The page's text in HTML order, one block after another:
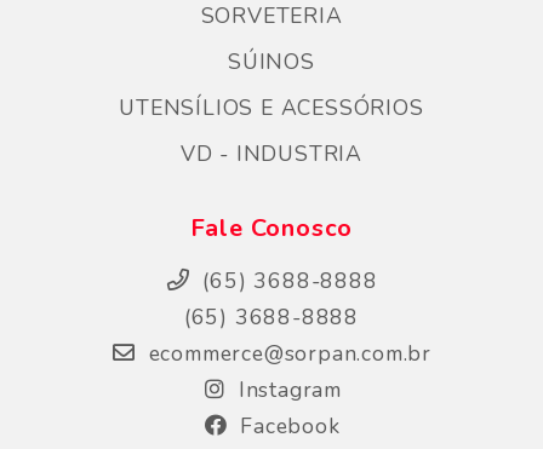
SORVETERIA
SÚINOS
UTENSÍLIOS E ACESSÓRIOS
VD - INDUSTRIA
Fale Conosco
(65) 3688-8888
(65) 3688-8888
ecommerce@sorpan.com.br
Instagram
Facebook